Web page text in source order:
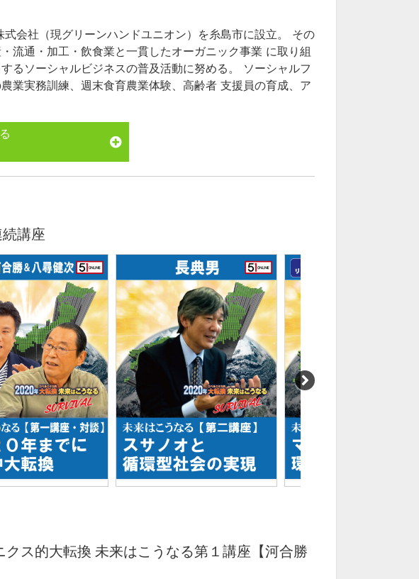
会社（現グリーンハンドユニオン）を糸島市に設立。 その
流通・加工・飲食業と一貫したオーガニック事業 に取り組
るソーシャルビジネスの普及活動に努める。 ソーシャルフ
業実務訓練、週末食育農業体験、高齢者 支援員の育成、ア
講座
ス的大転換 未来はこうなる第１講座【河合勝